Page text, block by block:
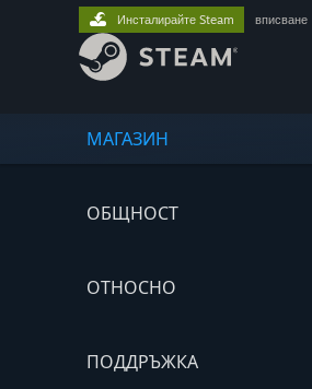
МАГАЗИН
ОБЩНОСТ
ОТНОСНО
ПОДДРЪЖКА
Инсталирайте Steam вписване